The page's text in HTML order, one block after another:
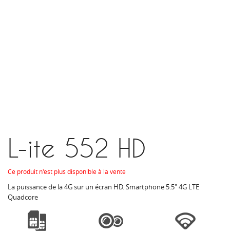
L-ite 552 HD
Ce produit n'est plus disponible à la vente
La puissance de la 4G sur un écran HD.Smartphone 5.5" 4G LTE
Quadcore